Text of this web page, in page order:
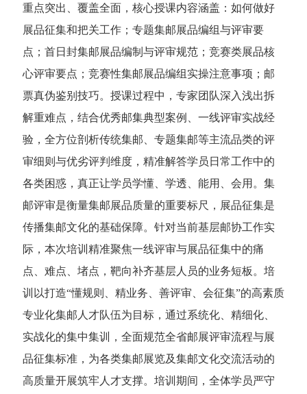
重点突出、覆盖全面，核心授课内容涵盖：如何做好
展品征集和把关工作；专题集邮展品编组与评审要
点；首日封集邮展品编制与评审规范；竞赛类展品核
心评审要点；竞赛性集邮展品编组实操注意事项；邮
票真伪鉴别技巧。授课过程中，专家团队深入浅出拆
解重难点，结合优秀邮集典型案例、一线评审实战经
验，全方位剖析传统集邮、专题集邮等主流品类的评
审细则与优劣评判维度，精准解答学员日常工作中的
各类困惑，真正让学员学懂、学透、能用、会用。 集
邮评审是衡量集邮展品质量的重要标尺，展品征集是
传播集邮文化的基础保障。针对当前基层邮协工作实
际，本次培训精准聚焦一线评审与展品征集中的痛
点、难点、堵点，靶向补齐基层人员的业务短板。培
训以打造“懂规则、精业务、善评审、会征集”的高素质
专业化集邮人才队伍为目标，通过系统化、精细化、
实战化的集中集训，全面规范全省邮展评审流程与展
品征集标准，为各类集邮展览及集邮文化交流活动的
高质量开展筑牢人才支撑。 培训期间，全体学员严守